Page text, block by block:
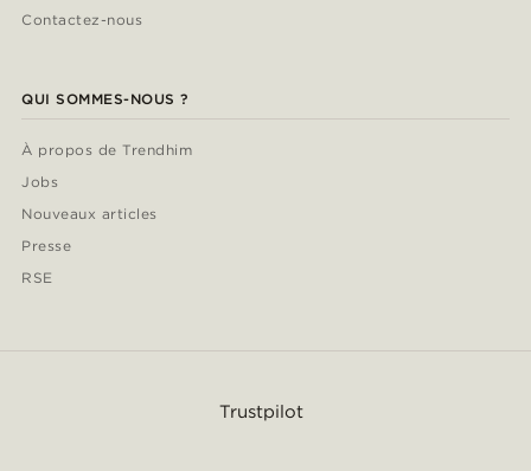
Contactez-nous
QUI SOMMES-NOUS ?
À propos de Trendhim
Jobs
Nouveaux articles
Presse
RSE
Trustpilot